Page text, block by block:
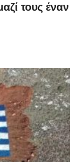
τους έναν